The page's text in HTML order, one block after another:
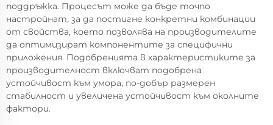
поддръжка. Процесът може да бъде точno
настройнaт, за да постигне конкретни комбинации
от свойства, което позволява на производителите
да оптимизират компонентите за специфични
приложения. Подобренията в характеристиките за
производителност включват подобрена
устойчивост към умора, по-добър размерен
стабилност и увеличена устойчивост към околните
фактори.